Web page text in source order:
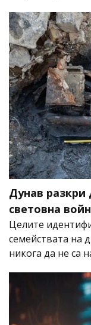
Дунав
световна
Целите
семействата на
никога да не са